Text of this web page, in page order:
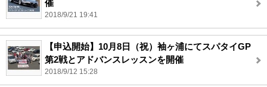
催
2018/9/21 19:41
【申込開始】10月8日（祝）袖ヶ浦にてスパタイGP
第2戦とアドバンスレッスンを開催
2018/9/12 15:28